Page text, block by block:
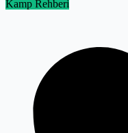
Kamp Rehberi